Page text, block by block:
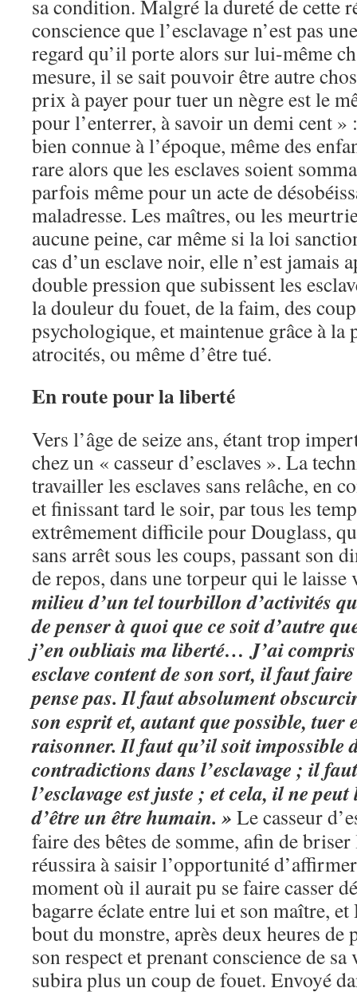
sa condition. Malgré la dureté de cette
conscience que l’esclavage n’est pas
regard qu’il porte alors sur lui-même
mesure, il se sait pouvoir être autre
prix à payer pour tuer un nègre est le
pour l’enterrer, à savoir un demi cent »
bien connue à l’époque, même des
rare alors que les esclaves soient
parfois même pour un acte de
maladresse. Les maîtres, ou les
aucune peine, car même si la loi
cas d’un esclave noir, elle n’est jamais
double pression que subissent les
la douleur du fouet, de la faim, des
psychologique, et maintenue grâce à la
atrocités, ou même d’être tué.
En route pour la liberté
Vers l’âge de seize ans, étant trop
chez un « casseur d’esclaves ». La
travailler les esclaves sans relâche, en
et finissant tard le soir, par tous les
extrêmement difficile pour Douglass,
sans arrêt sous les coups, passant son
de repos, dans une torpeur qui le
milieu d’un tel tourbillon d’activités
de penser à quoi que ce soit d’autre
j’en oubliais ma liberté… J’ai
esclave content de son sort, il faut
pense pas. Il faut absolument
son esprit et, autant que possible, tuer
raisonner. Il faut qu’il soit impossible
contradictions dans l’esclavage ; il
l’esclavage est juste ; et cela, il ne
d’être un être humain. » Le casseur
faire des bêtes de somme, afin de
réussira à saisir l’opportunité
moment où il aurait pu se faire casser
bagarre éclate entre lui et son maître,
bout du monstre, après deux heures
son respect et prenant conscience de
subira plus un coup de fouet. Envoyé